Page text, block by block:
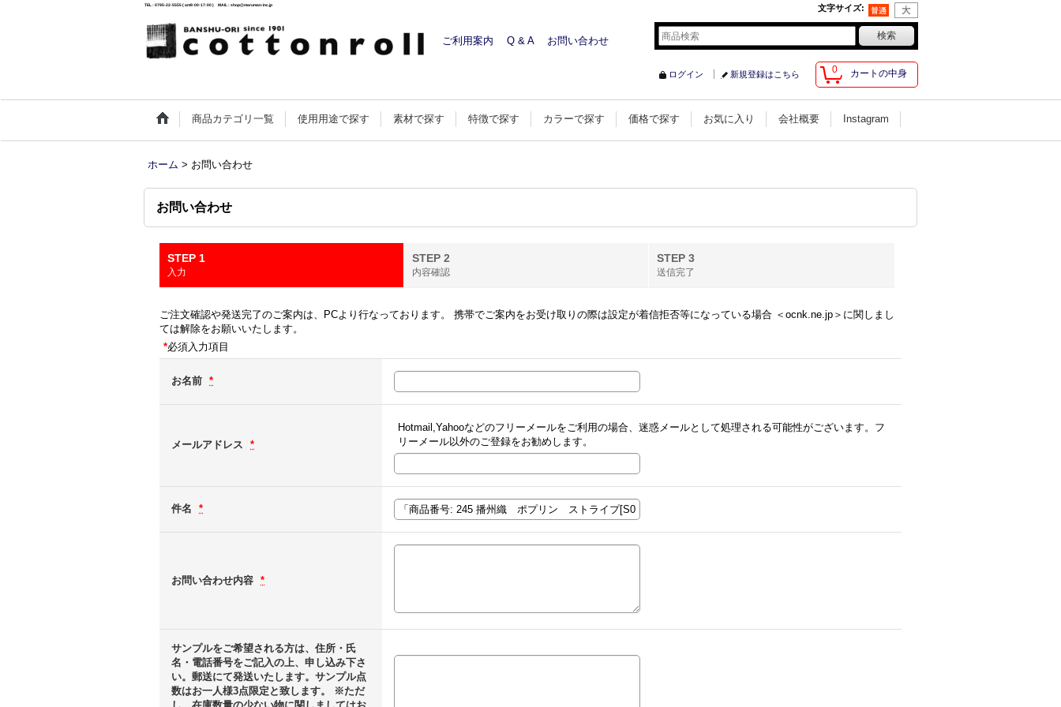
TEL : 0795-22-5555 ( am9:00-17:00 ) MAIL : shop@maruman-inc.jp 文字サイズ:
ご利用案内 Q & A お問い合わせ
0 カートの中身
ログイン 新規登録はこちら
商品カテゴリ一覧 使用用途で探す 素材で探す 特徴で探す カラーで探す 価格で探す お気に入り 会社概要 Instagram
ホーム > お問い合わせ
お問い合わせ
STEP 1
入力
STEP 2
内容確認
STEP 3
送信完了
ご注文確認や発送完了のご案内は、PCより行なっております。 携帯でご案内をお受け取りの際は設定が着信拒否等になっている場合 ＜ocnk.ne.jp＞に関しまし
ては解除をお願いいたします。
*必須入力項目
お名前 *
メールアドレス *
Hotmail,Yahooなどのフリーメールをご利用の場合、迷惑メールとして処理される可能性がございます。フ
リーメール以外のご登録をお勧めします。
件名 *
お問い合わせ内容 *
サンプルをご希望される方は、住所・氏
名・電話番号をご記入の上、申し込み下さ
い。郵送にて発送いたします。サンプル点
数はお一人様3点限定と致します。 ※ただ